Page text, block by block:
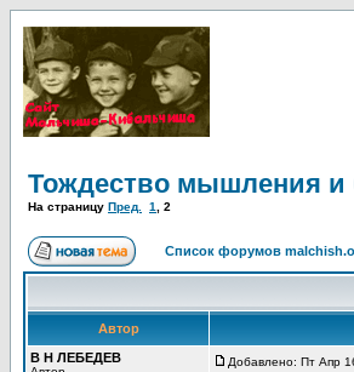
Тождество мышления и
На страницу Пред. 1 2
Список форумов
Автор
В Н ЛЕБЕДЕВ
Добавлено: Пт Апр